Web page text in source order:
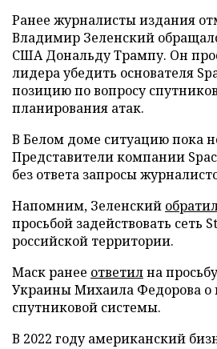
Ранее журналисты издания
Владимир Зеленский
США Дональду Трампу. Он
лидера убедить основателя
позицию по вопросу
планирования атак.
В Белом доме ситуацию пока
Представители компании
без ответа запросы
Напомним, Зеленский
просьбой задействовать сеть
российской территории.
Маск ранее ответилна
Украины Михаила Федорова о
спутниковой системы.
В 2022 году американский